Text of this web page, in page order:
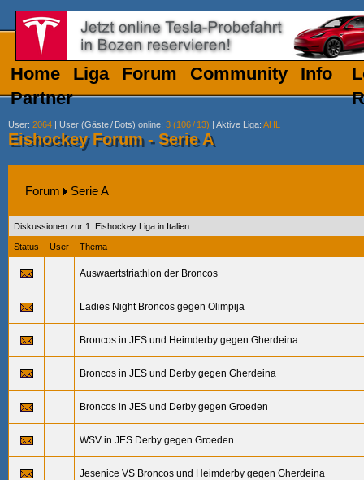
Home Liga Forum Community
Info
Partner
User: 2064 | User (Gäste/ Bots) online: 3 (106/ 13) | Aktive Liga: AHL
Eishockey Forum - Serie A
Forum Serie A
Diskussionen zur 1. Eishockey Liga in Italien
Status User Thema
Auswaertstriathlon der Broncos
Ladies Night Broncos gegen Olimpija
Broncos in JES und Heimderby gegen Gherdeina
Broncos in JES und Derby gegen Gherdeina
Broncos in JES und Derby gegen Groeden
WSV in JES Derby gegen Groeden
Jesenice VS Broncos und Heimderby gegen Gherdeina